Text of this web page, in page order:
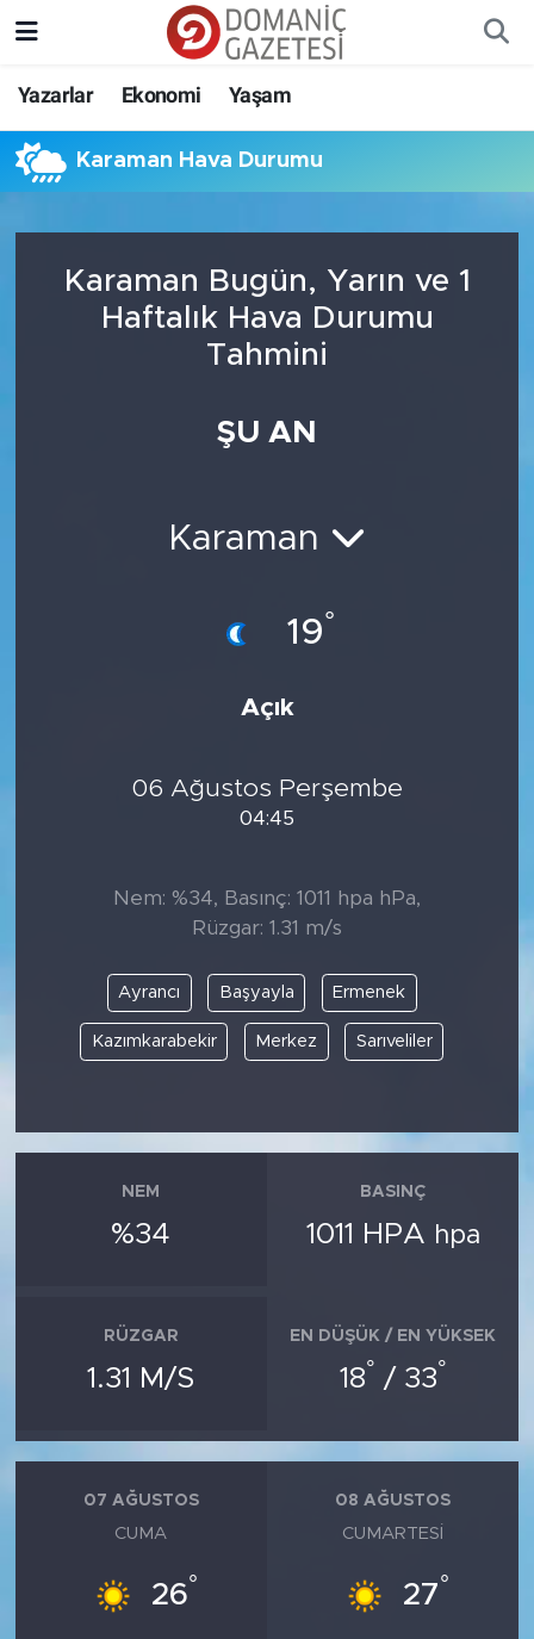
Yazarlar Ekonomi Yaşam
Karaman Hava Durumu
Karaman Bugün, Yarın ve 1
Haftalık Hava Durumu
Tahmini
ŞU AN
Karaman
19°
Açık
06 Ağustos Perşembe
04:45
Nem: %34, Basınç: 1011 hpa hPa,
Rüzgar: 1.31 m/s
Ayrancı Başyayla Ermenek
Kazımkarabekir Merkez Sarıveliler
NEM
%34
BASINÇ
1011 HPA hpa
RÜZGAR
1.31 M/S
EN DÜŞÜK / EN YÜKSEK
18° / 33°
07 AĞUSTOS
CUMA
26°
08 AĞUSTOS
CUMARTESI
27°